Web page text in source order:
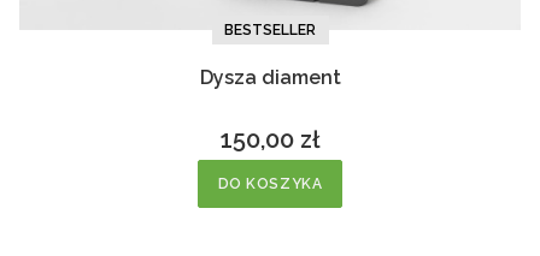
BESTSELLER
Dysza diament
Cena
150,00 zł
DO KOSZYKA